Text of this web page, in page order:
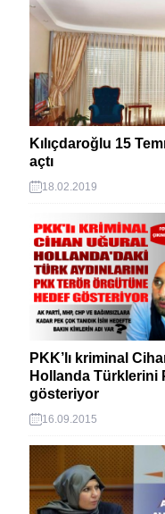
Kılıçdaroğlu 15
açtı
18.02.2019
PKK’lı kriminal
Hollanda Türklerini
gösteriyor
16.09.2015